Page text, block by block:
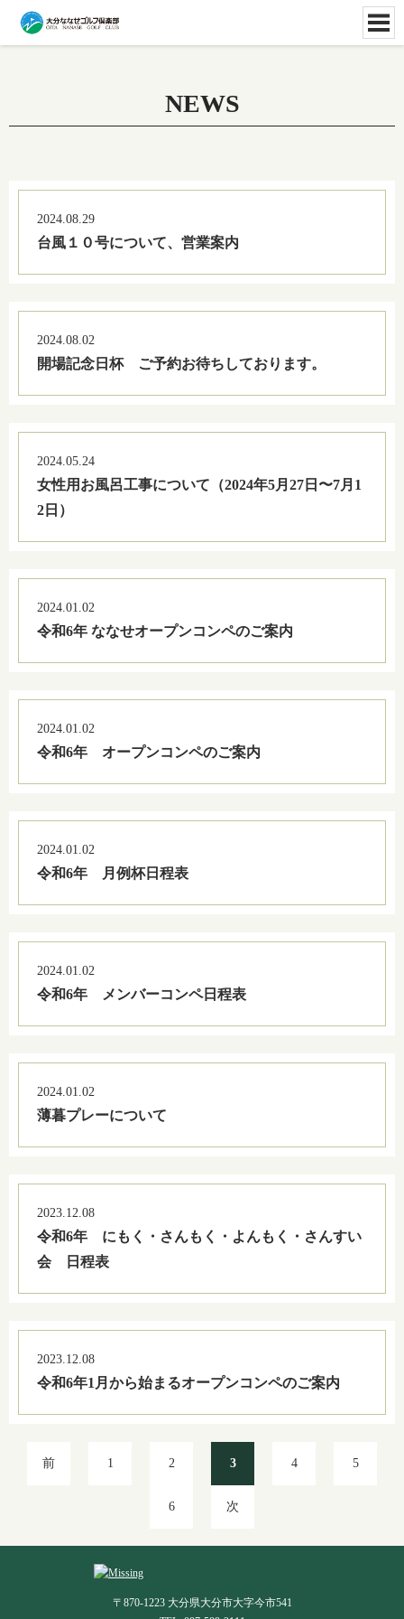
NEWS
2024.08.29
台風１０号について、営業案内
2024.08.02
開場記念日杯 ご予約お待ちしております。
2024.05.24
女性用お風呂工事について（2024年5月27日〜7月1
2日）
2024.01.02
令和6年 ななせオープンコンペのご案内
2024.01.02
令和6年 オープンコンペのご案内
2024.01.02
令和6年 月例杯日程表
2024.01.02
令和6年 メンバーコンペ日程表
2024.01.02
薄暮プレーについて
2023.12.08
令和6年 にもく・さんもく・よんもく・さんすい
会 日程表
2023.12.08
令和6年1月から始まるオープンコンペのご案内
前 1 2 3 4 5
6 次
〒870-1223 大分県大分市大字今市541